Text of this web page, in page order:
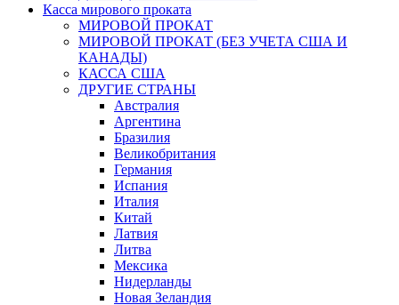
Касса мирового проката
МИРОВОЙ ПРОКАТ
МИРОВОЙ ПРОКАТ (БЕЗ УЧЕТА США И
КАНАДЫ)
КАССА США
ДРУГИЕ СТРАНЫ
Австралия
Аргентина
Бразилия
Великобритания
Германия
Испания
Италия
Китай
Латвия
Литва
Мексика
Нидерланды
Новая Зеландия